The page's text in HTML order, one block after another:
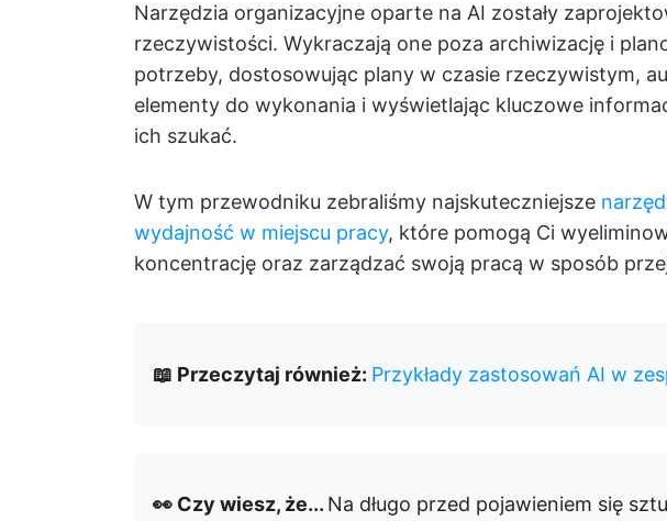
Narzędzia organizacyjne oparte na AI zostały
rzeczywistości. Wykraczają one poza archiwizację i
potrzeby, dostosowując plany w czasie rzeczywistym,
elementy do wykonania i wyświetlając kluczowe
ich szukać.
W tym przewodniku zebraliśmy najskuteczniejsze
wydajność w miejscu pracy, które pomogą Ci
koncentrację oraz zarządzać swoją pracą w sposób
📖 Przeczytaj również: Przykłady zastosowań AI w
👀 Czy wiesz, że... Na długo przed pojawieniem się